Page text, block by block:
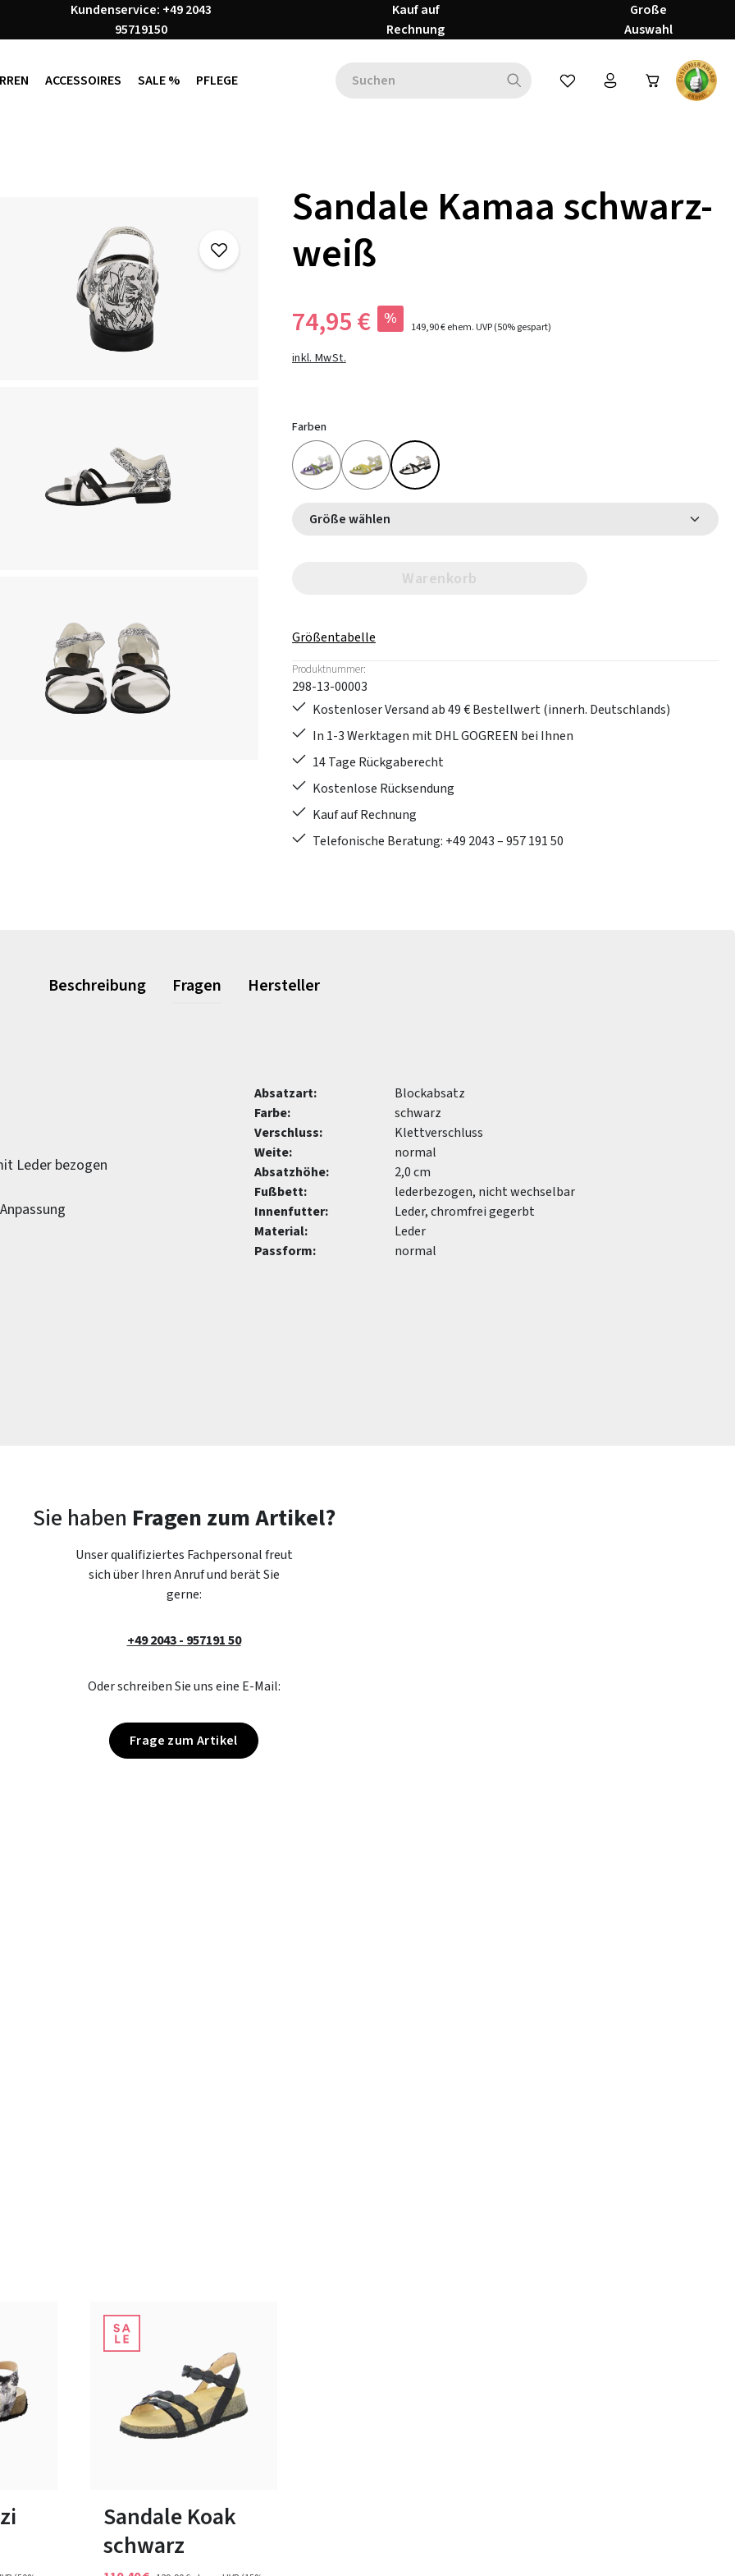
Kundenservice: +49 2043
95719150
Kauf auf
Rechnung
Große
Auswahl
ACCESSOIRES SALE % PFLEGE Du hast 0 Produkte auf dem
Sandale Kamaa schwarz-
weiß
74,95 € % 149,90 €ehem. UVP(50% gespart)
inkl. MwSt.
Farben
Größe wählen
Warenkorb
Größentabelle
Produktnummer:
298-13-00003
Kostenloser Versand ab 49 € Bestellwert (innerh. Deutschlands)
In 1-3 Werktagen mit DHL GOGREEN bei Ihnen
14 Tage Rückgaberecht
Kostenlose Rücksendung
Kauf auf Rechnung
Telefonische Beratung: +49 2043 – 957 191 50
Beschreibung Fragen Hersteller
Leder bezogen
Absatzart:
Blockabsatz
Farbe:
schwarz
Verschluss:
Klettverschluss
Weite:
normal
Absatzhöhe:
2,0 cm
Fußbett:
lederbezogen, nicht wechselbar
Innenfutter:
Leder, chromfrei gegerbt
Material:
Leder
Passform:
normal
Sie haben Fragen zum Artikel?
Unser qualifiziertes Fachpersonal freut
sich über Ihren Anruf und berät Sie
gerne:
+49 2043 - 957191 50
Oder schreiben Sie uns eine E-Mail:
Frage zum Artikel
Sandale Koak
schwarz